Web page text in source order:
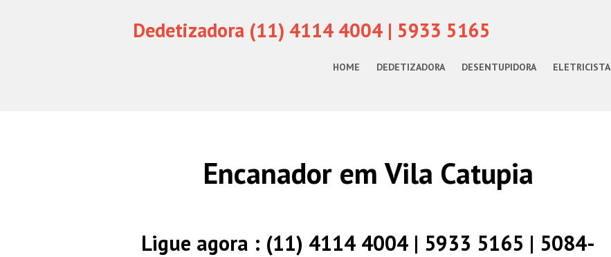
Dedetizadora (11) 4114 4004 | 5933 5165
HOME DEDETIZADORA DESENTUPIDORA ELETRICISTA
Encanador em Vila Catupia
Ligue agora : (11) 4114 4004 | 5933 5165 | 5084-